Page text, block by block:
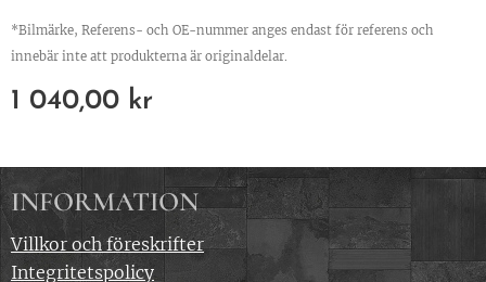
*Bilmärke, Referens- och OE-nummer anges endast för referens och
innebär inte att produkterna är originaldelar.
1 040,00 kr
INFORMATION
Villkor och föreskrifter
Integritetspolicy